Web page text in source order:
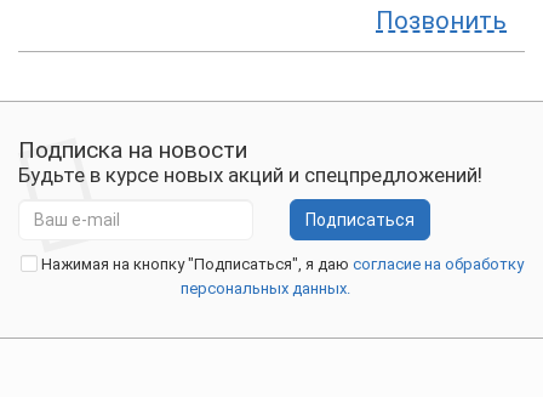
Позвонить
Подписка на новости
Будьте в курсе новых акций и спецпредложений!
Подписаться
Нажимая на кнопку "Подписаться", я даю согласие на обработку
персональных данных.